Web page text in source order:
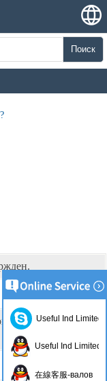
Поиск
отгрузки по
Useful Ind Limited
Useful Ind Limited
在線客服-валов